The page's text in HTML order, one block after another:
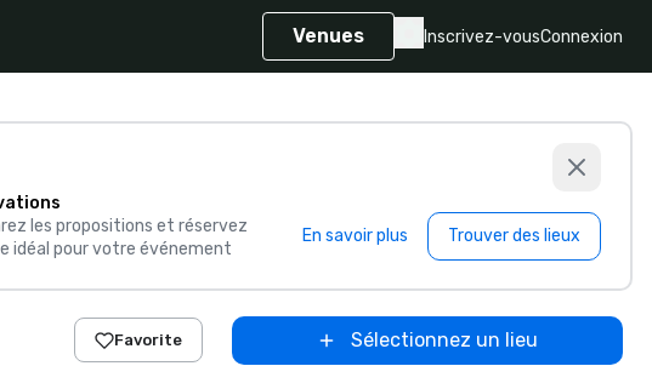
Venues Inscrivez-vousConnexion
les propositions et réservez
idéal pour votre événement
En savoir plus Trouver des lieux
Favorite Sélectionnez un lieu